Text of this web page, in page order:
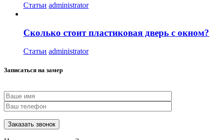
Статьи administrator
Сколько стоит пластиковая дверь с окном?
Статьи administrator
Записаться на замер